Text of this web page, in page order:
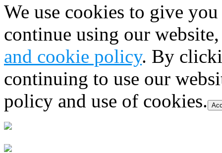
We use cookies to give
continue using our
and cookie policy. By
continuing to use our
policy and use of cookies.